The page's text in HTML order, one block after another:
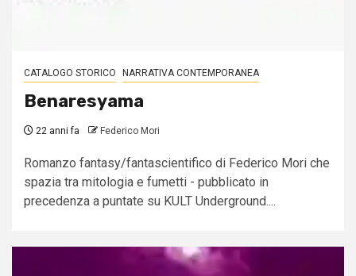
CATALOGO STORICO NARRATIVA CONTEMPORANEA
Benaresyama
22 anni fa Federico Mori
Romanzo fantasy/fantascientifico di Federico Mori che
spazia tra mitologia e fumetti - pubblicato in
precedenza a puntate su KULT Underground....